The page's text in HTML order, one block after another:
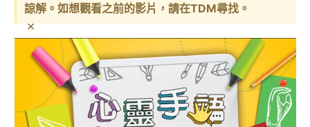
諒解。如想觀看之前的影片，請在TDM尋找。
×